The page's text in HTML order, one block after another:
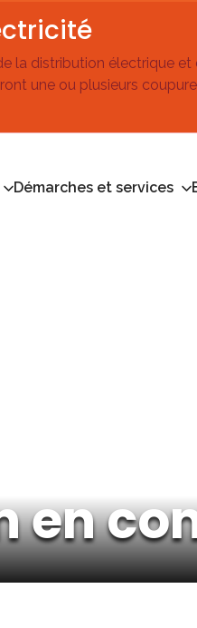
la distribution électrique
une ou plusieurs
Démarches et services
en